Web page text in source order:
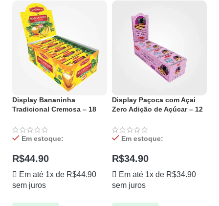
Display Bananinha
Tradicional Cremosa – 18
Em estoque:
R$44.90
Em até 1x de R$44.90
sem juros
Display Paçoca com Açai
Zero Adição de Açúcar – 12
Em estoque:
R$34.90
Em até 1x de R$34.90
sem juros